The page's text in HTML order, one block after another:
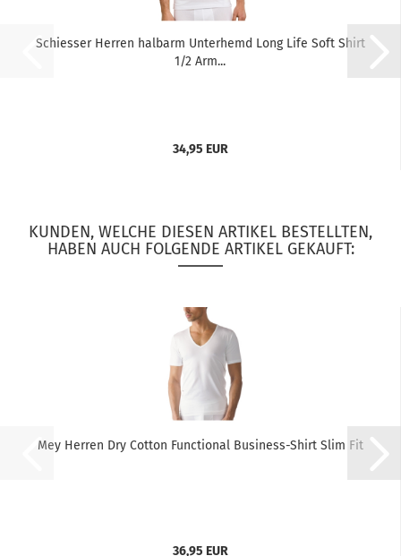
Schiesser Herren halbarm Unterhemd Long Life Soft Shirt
1/2 Arm...
34,95 EUR
KUNDEN, WELCHE DIESEN ARTIKEL BESTELLTEN,
HABEN AUCH FOLGENDE ARTIKEL GEKAUFT:
Mey Herren Dry Cotton Functional Business-Shirt Slim Fit
36,95 EUR